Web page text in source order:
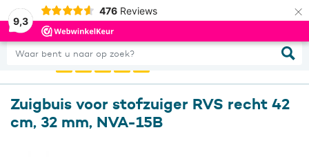
9,3
476 Reviews ×
Waar bent u naar op zoek?
0
Zuigbuis voor stofzuiger RVS recht 42
cm, 32 mm, NVA-15B